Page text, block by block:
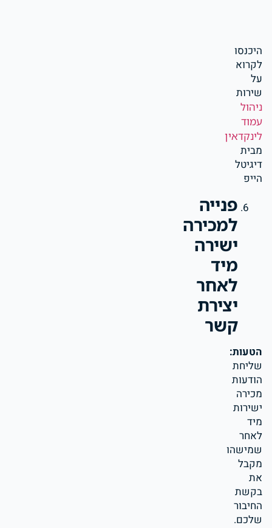
היכנסו
לקרוא
על
שירות
ניהול
עמוד
לינקדאין
מבית
דיגיטל
הייפ
פנייה
למכירה
ישירה
מיד
לאחר
יצירת
קשר
הטעות:
שליחת
הודעות
מכירה
ישירות
מיד
לאחר
שמישהו
מקבל
את
בקשת
החיבור
שלכם.